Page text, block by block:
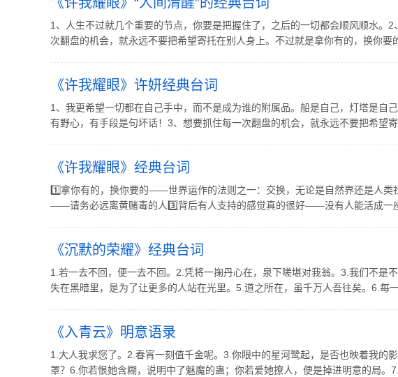
1、人生不过就几个重要的节点，你要是把握住了，之后的一切都会顺风顺水。
次翻盘的机会，就永远不要把希望寄托在别人身上。不过就是拿你有的，换你要
《许我耀眼》许妍经典台词
1、我更希望一切都在自己手中，而不是成为谁的附属品。船是自己，灯塔是自
有野心，有手段是句坏话！3、想要抓住每一次翻盘的机会，就永远不要把希望寄
《许我耀眼》经典台词
1️⃣拿你有的，换你要的——世界运作的法则之一：交换，无论是自然界还是人类
——请务必远离黄赌毒的人3️⃣背后有人支持的感觉真的很好——没有人能活成一
《沉默的荣耀》经典台词
1.若一去不回，便一去不回。2.凭将一掬丹心在，泉下嗟堪对我翁。3.我们不是
失在黑暗里，是为了让更多的人站在光里。5.道之所在，虽千万人吾往矣。6.每一
《入青云》明意语录
1.大人我求您了。2.春宵一刻值千金呢。3.你眼中的星河鹭起，是否也映着我的
罩？6.你若恨她含糊，说明中了魅魔的蛊；你若爱她撩人，便是掉进明意的局。7.